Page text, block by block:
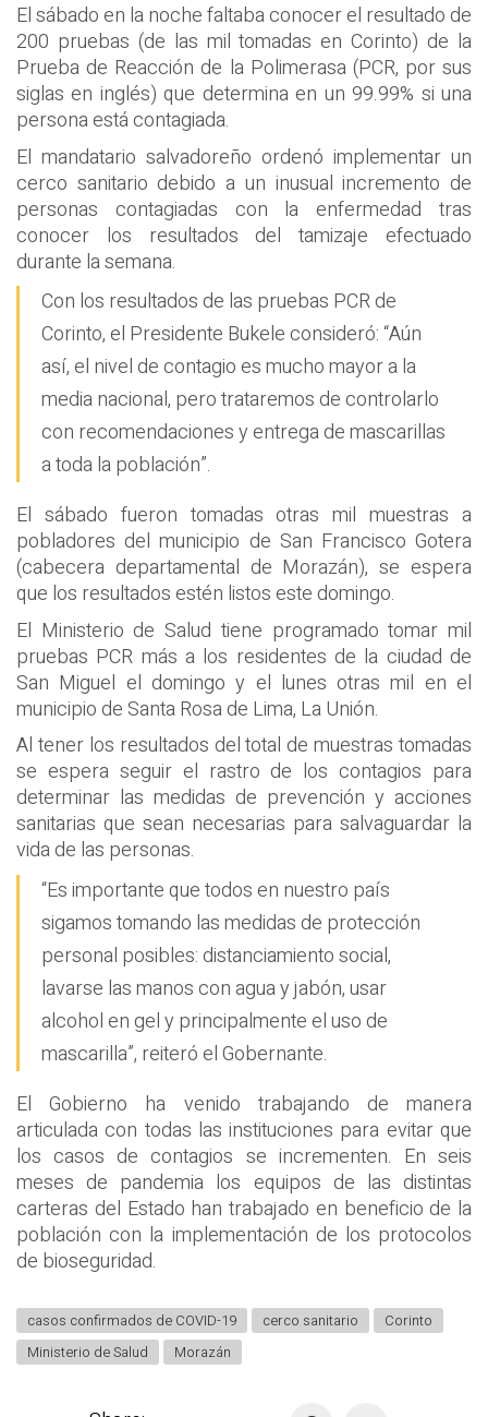
El sábado en la noche faltaba conocer el resultado de
200 pruebas (de las mil tomadas en Corinto) de la
Prueba de Reacción de la Polimerasa (PCR, por sus
siglas en inglés) que determina en un 99.99% si una
persona está contagiada.
El mandatario salvadoreño ordenó implementar un
cerco sanitario debido a un inusual incremento de
personas contagiadas con la enfermedad tras
conocer los resultados del tamizaje efectuado
durante la semana.
Con los resultados de las pruebas PCR de
Corinto, el Presidente Bukele consideró: “Aún
así, el nivel de contagio es mucho mayor a la
media nacional, pero trataremos de controlarlo
con recomendaciones y entrega de mascarillas
a toda la población”.
El sábado fueron tomadas otras mil muestras a
pobladores del municipio de San Francisco Gotera
(cabecera departamental de Morazán), se espera
que los resultados estén listos este domingo.
El Ministerio de Salud tiene programado tomar mil
pruebas PCR más a los residentes de la ciudad de
San Miguel el domingo y el lunes otras mil en el
municipio de Santa Rosa de Lima, La Unión.
Al tener los resultados del total de muestras tomadas
se espera seguir el rastro de los contagios para
determinar las medidas de prevención y acciones
sanitarias que sean necesarias para salvaguardar la
vida de las personas.
“Es importante que todos en nuestro país
sigamos tomando las medidas de protección
personal posibles: distanciamiento social,
lavarse las manos con agua y jabón, usar
alcohol en gel y principalmente el uso de
mascarilla”, reiteró el Gobernante.
El Gobierno ha venido trabajando de manera
articulada con todas las instituciones para evitar que
los casos de contagios se incrementen. En seis
meses de pandemia los equipos de las distintas
carteras del Estado han trabajado en beneficio de la
población con la implementación de los protocolos
de bioseguridad.
casos confirmados de COVID-19 cerco sanitario
Corinto
Ministerio de Salud
Morazán